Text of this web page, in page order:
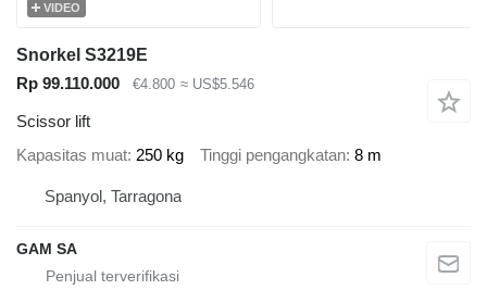
VIDEO
Snorkel S3219E
Rp 99.110.000
€4.800 ≈ US$5.546
Scissor lift
Kapasitas muat 250 kg Tinggi pengangkatan 8 m
Spanyol, Tarragona
GAM SA